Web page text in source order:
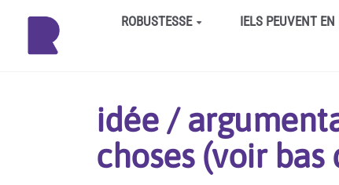
Aller au contenu principalROBUSTESSE IELS PEUVENT EN
idée /
choses (voir bas